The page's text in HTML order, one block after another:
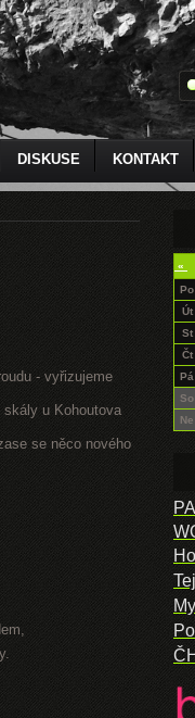
DISKUSE KONTAKT
- vyřizujeme
u Kohoutova
se něco nového
«
Po
Út
St
Čt
Pá
So
Ne